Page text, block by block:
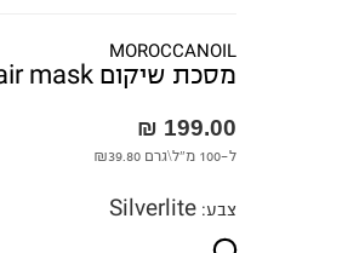
MOROCCANOIL
מסכת שיקום Restorative hair mask
199.00 ₪
₪39.80 ל-100 מ"ל\גרם
צבע:
Silverlite